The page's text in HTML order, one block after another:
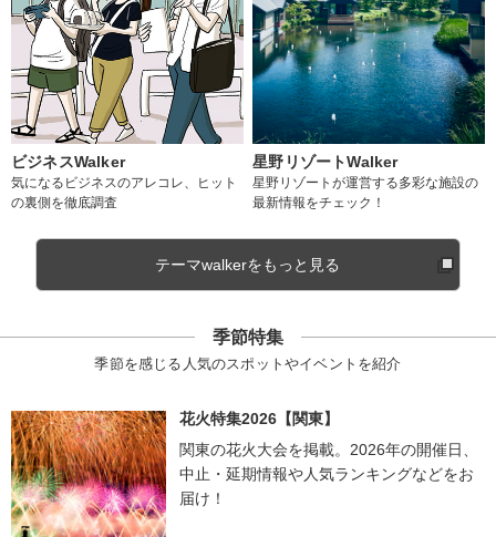
ビジネスWalker
気になるビジネスのアレコレ、ヒット
の裏側を徹底調査
星野リゾートWalker
星野リゾートが運営する多彩な施設の
最新情報をチェック！
テーマwalkerをもっと見る
季節特集
季節を感じる人気のスポットやイベントを紹介
花火特集2026【関東】
関東の花火大会を掲載。2026年の開催日、
中止・延期情報や人気ランキングなどをお
届け！